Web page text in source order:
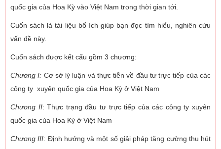
quốc gia của Hoa Kỳ vào Việt Nam trong thời gian tới.
Cuốn sách là tài liệu bổ ích giúp bạn đọc tìm hiểu, nghiên cứu
vấn đề này.
Cuốn sách được kết cấu gồm 3 chương:
Chương I: Cơ sở lý luận và thực tiễn về đầu tư trực tiếp của các
công ty xuyên quốc gia của Hoa Kỳ ở Việt Nam
Chương II: Thực trạng đầu tư trực tiếp của các công ty xuyên
quốc gia của Hoa Kỳ ở Việt Nam
Chương III: Định hướng và một số giải pháp tăng cường thu hút